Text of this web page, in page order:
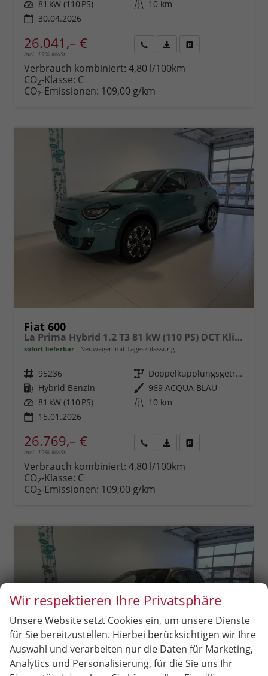
Leistung 81 kW (110 PS) Kilometerstand 10 km
30.04.2026
26.041,– €
incl. 19% MwSt.
anfordern
Datei,
Verbrauch kombiniert: 4,80 l/100km
CO2-Klasse: C
CO2-Emissionen: 109,00 g/km
Fiat 600
La Prima Hybrid 1.2 T3 81 kW (110 PS) DCT Klimaautomatik, Massagesitz, Sitzheizung, elektrisch verstellbarer Fahrersitz, Radio, DAB, Apple CarPlay, Android Auto, Navigationssystem, 18 Zoll Leichtmetallfelgen, uvm.
sofort lieferbar Neuwagen mit Tageszulassung
Fahrzeugnr. 95236 Getriebe
Doppelkupplungsgetriebe (DSG)
Kraftstoff Hybrid Benzin Außenfarbe 969 ACQUA BLAU
Leistung 81 kW (110 PS) Kilometerstand 10 km
15.01.2026
26.769,– €
incl. 19% MwSt.
anfordern
Datei,
Verbrauch kombiniert: 4,80 l/100km
CO2-Klasse: C
CO2-Emissionen: 109,00 g/km
Wir respektieren Ihre Privatsphäre
Unsere Website setzt Cookies ein, um unsere Dienste
für Sie bereitzustellen. Hierbei berücksichtigen wir Ihre
Auswahl und verarbeiten nur die Daten für Marketing,
Analytics und Personalisierung, für die Sie uns Ihr